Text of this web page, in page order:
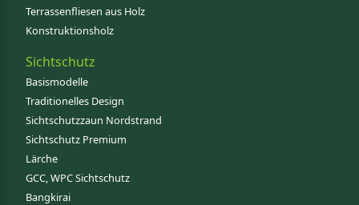
Terrassenfliesen aus Holz
Konstruktionsholz
Sichtschutz
Basismodelle
Traditionelles Design
Sichtschutzzaun Nordstrand
Sichtschutz Premium
Lärche
GCC, WPC Sichtschutz
Bangkirai